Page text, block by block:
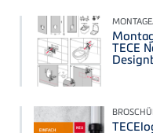
TECE